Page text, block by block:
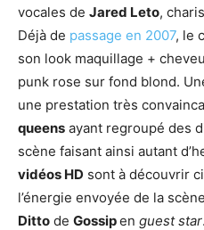
vocales de Jared Leto,
Déjà de passage en 2007, le
son look maquillage +
punk rose sur fond blond.
une prestation très
queens ayant regroupé des
scène faisant ainsi autant
vidéos HD sont à découvrir
l’énergie envoyée de la
Ditto de Gossipen guest star.